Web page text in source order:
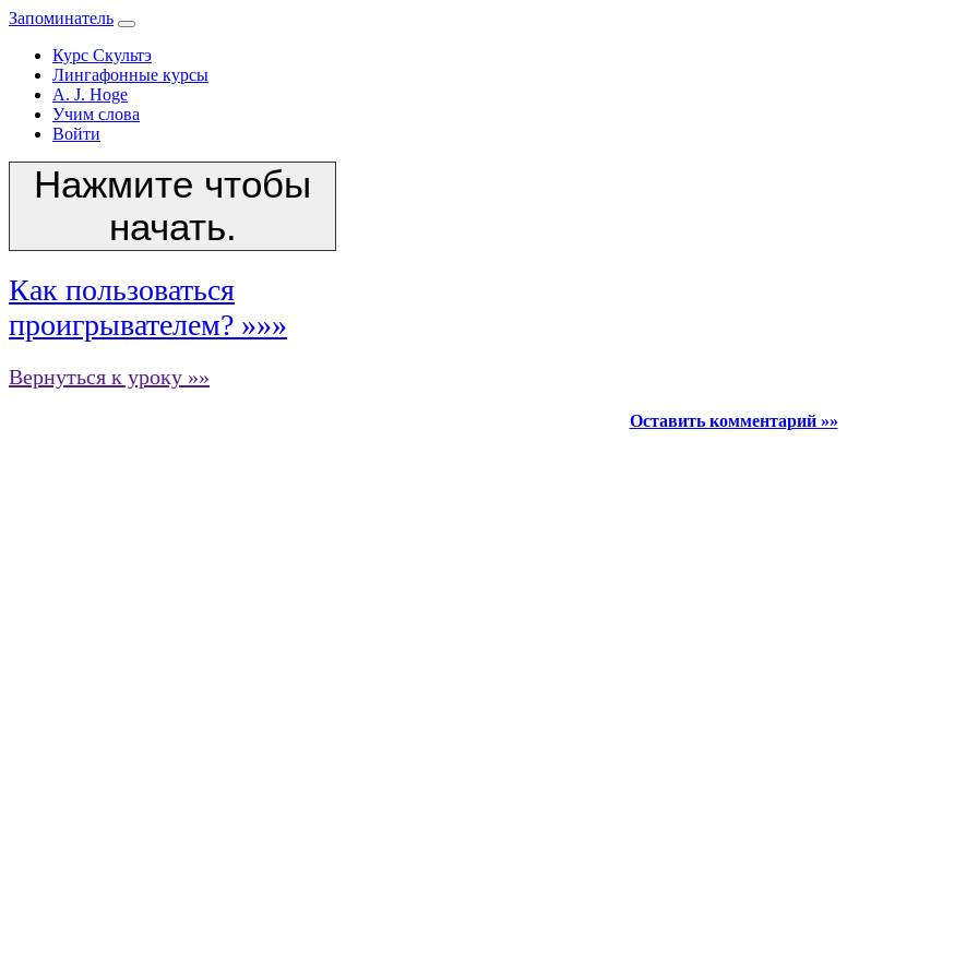
Запоминатель
Курс Скультэ
Лингафонные курсы
A. J. Hoge
Учим слова
Войти
Нажмите чтобы
начать.
Как пользоваться
проигрывателем? »»»
Вернуться к уроку »»
Оставить комментарий »»